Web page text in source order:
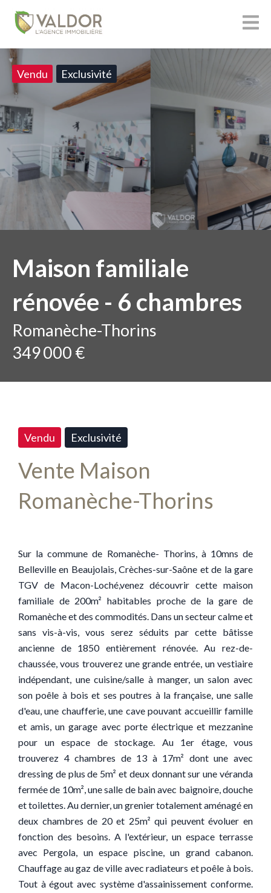
Vendu Exclusivité
Maison familiale
rénovée - 6 chambres
Romanèche-Thorins
349 000 €
Vendu Exclusivité
Vente Maison
Romanèche-Thorins
Sur la commune de Romanèche- Thorins, à 10mns de
Belleville en Beaujolais, Crèches-sur-Saône et de la gare
TGV de Macon-Loché,venez découvrir cette maison
familiale de 200m² habitables proche de la gare de
Romanèche et des commodités. Dans un secteur calme et
sans vis-à-vis, vous serez séduits par cette bâtisse
ancienne de 1850 entièrement rénovée. Au rez-de-
chaussée, vous trouverez une grande entrée, un vestiaire
indépendant, une cuisine/salle à manger, un salon avec
son poêle à bois et ses poutres à la française, une salle
d'eau, une chaufferie, une cave pouvant accueillir famille
et amis, un garage avec porte électrique et mezzanine
pour un espace de stockage. Au 1er étage, vous
trouverez 4 chambres de 13 à 17m² dont une avec
dressing de plus de 5m² et deux donnant sur une véranda
fermée de 10m², une salle de bain avec baignoire, douche
et toilettes. Au dernier, un grenier totalement aménagé en
deux chambres de 20 et 25m² qui peuvent évoluer en
fonction des besoins. A l'extérieur, un espace terrasse
avec Pergola, un espace piscine, un grand cabanon.
Chauffage au gaz de ville avec radiateurs et poêle à bois.
Tout à égout avec système d'assainissement conforme.